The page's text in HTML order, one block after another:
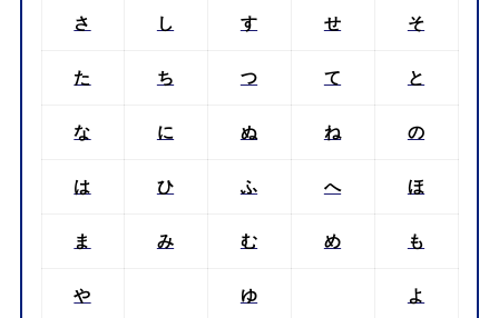
さ し す せ そ
た ち つ て と
な に ぬ ね の
は ひ ふ へ ほ
ま み む め も
や ゆ よ